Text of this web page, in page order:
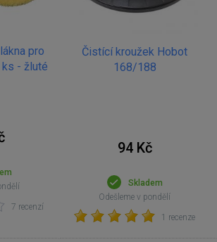
pro
- žluté
7 recenzí
Čistící kroužek Hobot
168/188
94 Kč
Skladem
Odešleme v pondělí
1 recenze